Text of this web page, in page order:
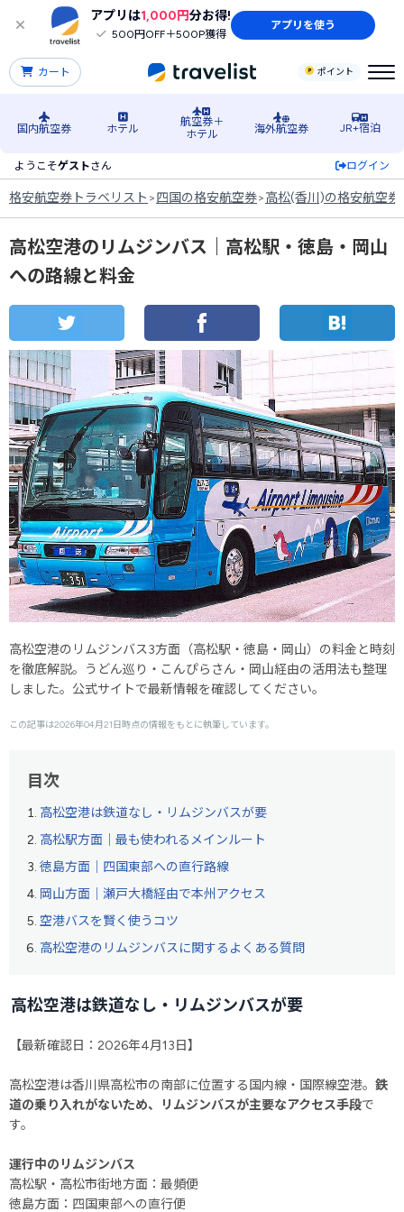
アプリは1,000円分お得!
500円OFF＋500P獲得
アプリを使う
ポイント
カート
国内航空券 ホテル
航空券＋
ホテル
海外航空券 JR+宿泊
ようこそゲストさん ログイン
格安航空券トラベリスト >四国の格安航空券>高松(香川)の格安航空券
高松空港のリムジンバス｜高松駅・徳島・岡山
への路線と料金
高松空港のリムジンバス3方面（高松駅・徳島・岡山）の料金と時刻
を徹底解説。うどん巡り・こんぴらさん・岡山経由の活用法も整理
しました。公式サイトで最新情報を確認してください。
この記事は2026年04月21日時点の情報をもとに執筆しています。
目次
高松空港は鉄道なし・リムジンバスが要
高松駅方面｜最も使われるメインルート
徳島方面｜四国東部への直行路線
岡山方面｜瀬戸大橋経由で本州アクセス
空港バスを賢く使うコツ
高松空港のリムジンバスに関するよくある質問
高松空港は鉄道なし・リムジンバスが要
【最新確認日：2026年4月13日】
高松空港は香川県高松市の南部に位置する国内線・国際線空港。 鉄
道の乗り入れがないため、リムジンバスが主要なアクセス手段で
す。
運行中のリムジンバス
高松駅・高松市街地方面：最頻便
徳島方面：四国東部への直行便